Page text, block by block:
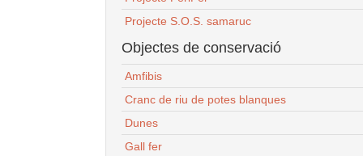
Projecte S.O.S. samaruc
Objectes de conservació
Amfibis
Cranc de riu de potes blanques
Dunes
Gall fer